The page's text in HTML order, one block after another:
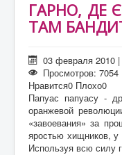
ГАРНО, ДЕ
ТАМ
03 февраля 2010 |
Просмотров: 7054
Нравится0 Плохо0
Папуас папуасу -
оранжевой
«завоевания» за
яростью хищников, у
Используя всю силу